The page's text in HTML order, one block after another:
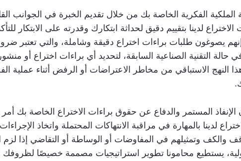
الفكرية الخاصة بك من خلال تقديم الخبرة في الجوانب
لدينا بتقييم دقيق لحداثة ابتكارك وقدرته على الابتكار
يصوغون طلبات براءات اختراع دقيقة وشاملة، والتي تعتبر
التقنية الصناعية السابقة، لتحديد أي براءات اختراع أو
النهج الاستباقي من مخاطر الاعتراضات أو الرفض أثناء عملية
الإنفاذ المستمر والدفاع عن حقوق براءات الاختراع الخاصة بك
لدينا بالمهارة في مراقبة الانتهاكات المحتملة واتخاذ
وتمثيلهم في المفاوضات أو الوساطة أو التقاضي إذا لزم
يستطيع محامونا تطوير استراتيجيات مصممة خصيصًا